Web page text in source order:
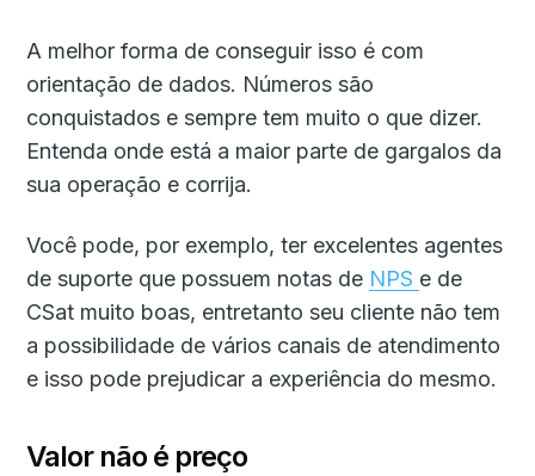
A melhor forma de conseguir isso é com
orientação de dados. Números são
conquistados e sempre tem muito o que dizer.
Entenda onde está a maior parte de gargalos da
sua operação e corrija.
Você pode, por exemplo, ter excelentes agentes
de suporte que possuem notas de NPS e de
CSat muito boas, entretanto seu cliente não tem
a possibilidade de vários canais de atendimento
e isso pode prejudicar a experiência do mesmo.
Valor não é preço